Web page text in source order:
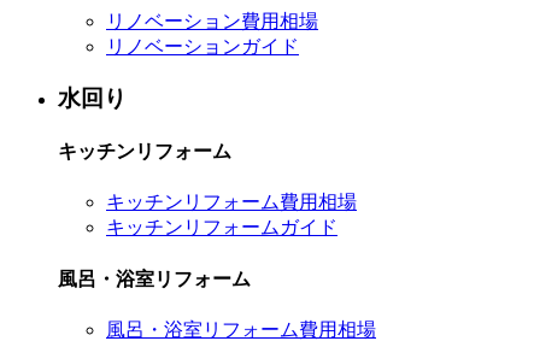
リノベーション費用相場
リノベーションガイド
水回り
キッチンリフォーム
キッチンリフォーム費用相場
キッチンリフォームガイド
風呂・浴室リフォーム
風呂・浴室リフォーム費用相場